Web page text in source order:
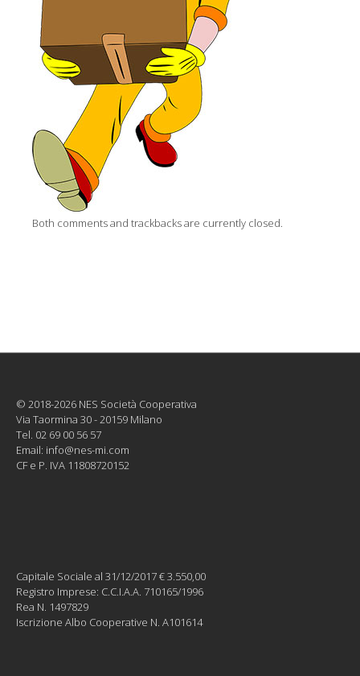
Both comments and trackbacks are currently closed.
© 2018-2026 NES Società Cooperativa
Via Taormina 30 - 20159 Milano
Tel. 02 69 00 56 57
Email: info@nes-mi.com
CF e P. IVA 11808720152
Capitale Sociale al 31/12/2017 € 3.550,00
Registro Imprese: C.C.I.A.A. 710165/1996
Rea N. 1497829
Iscrizione Albo Cooperative N. A101614